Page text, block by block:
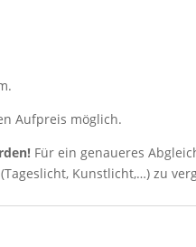
Aufpreis möglich.
Für ein genaueres
Kunstlicht,…) zu